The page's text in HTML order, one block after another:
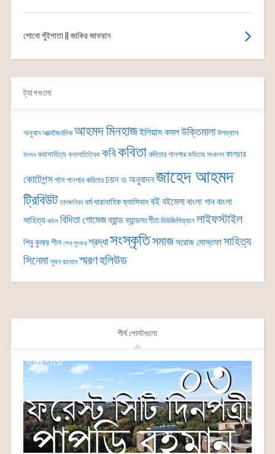
শোনো পুঁইপাতা || জাকির জাফরান
ট্যাগগুলো
অনুবাদ আত্মজৈবনিক আহমদ মিনহাজইলিয়াস কমলউক্তিমালা উপন্যাস
উৎসব কথাসাহিত্য কথাসাহিত্যিক কবিকবিতা কবিতার গানপার কবিতার সংকলন কালচার
কোটেশন্সগান গানপার কবিতার চয়ন ও অনুবাদনজাহেদ আহমদ
ট্রিবিউট তাৎক্ষণিকা ধর্ম ধারাবাহিকফ্যাসিবাদবইবইমেলাবাংলা গানবাংলা
সাহিত্য বাউল বিদিতা গোমেজব্যান্ডব্যান্ডসংগীত মিউজিশিয়্যান লাইফস্টাইল
শিবু কুমার শীল শেখ লুৎফর শ্রদ্ধাসংস্কৃতিসমাজসরোজ মোস্তফাসাহিত্য
সিনেমা সুমন রহমান স্মরণহলিউড
শীর্ষ পোস্টগুলো